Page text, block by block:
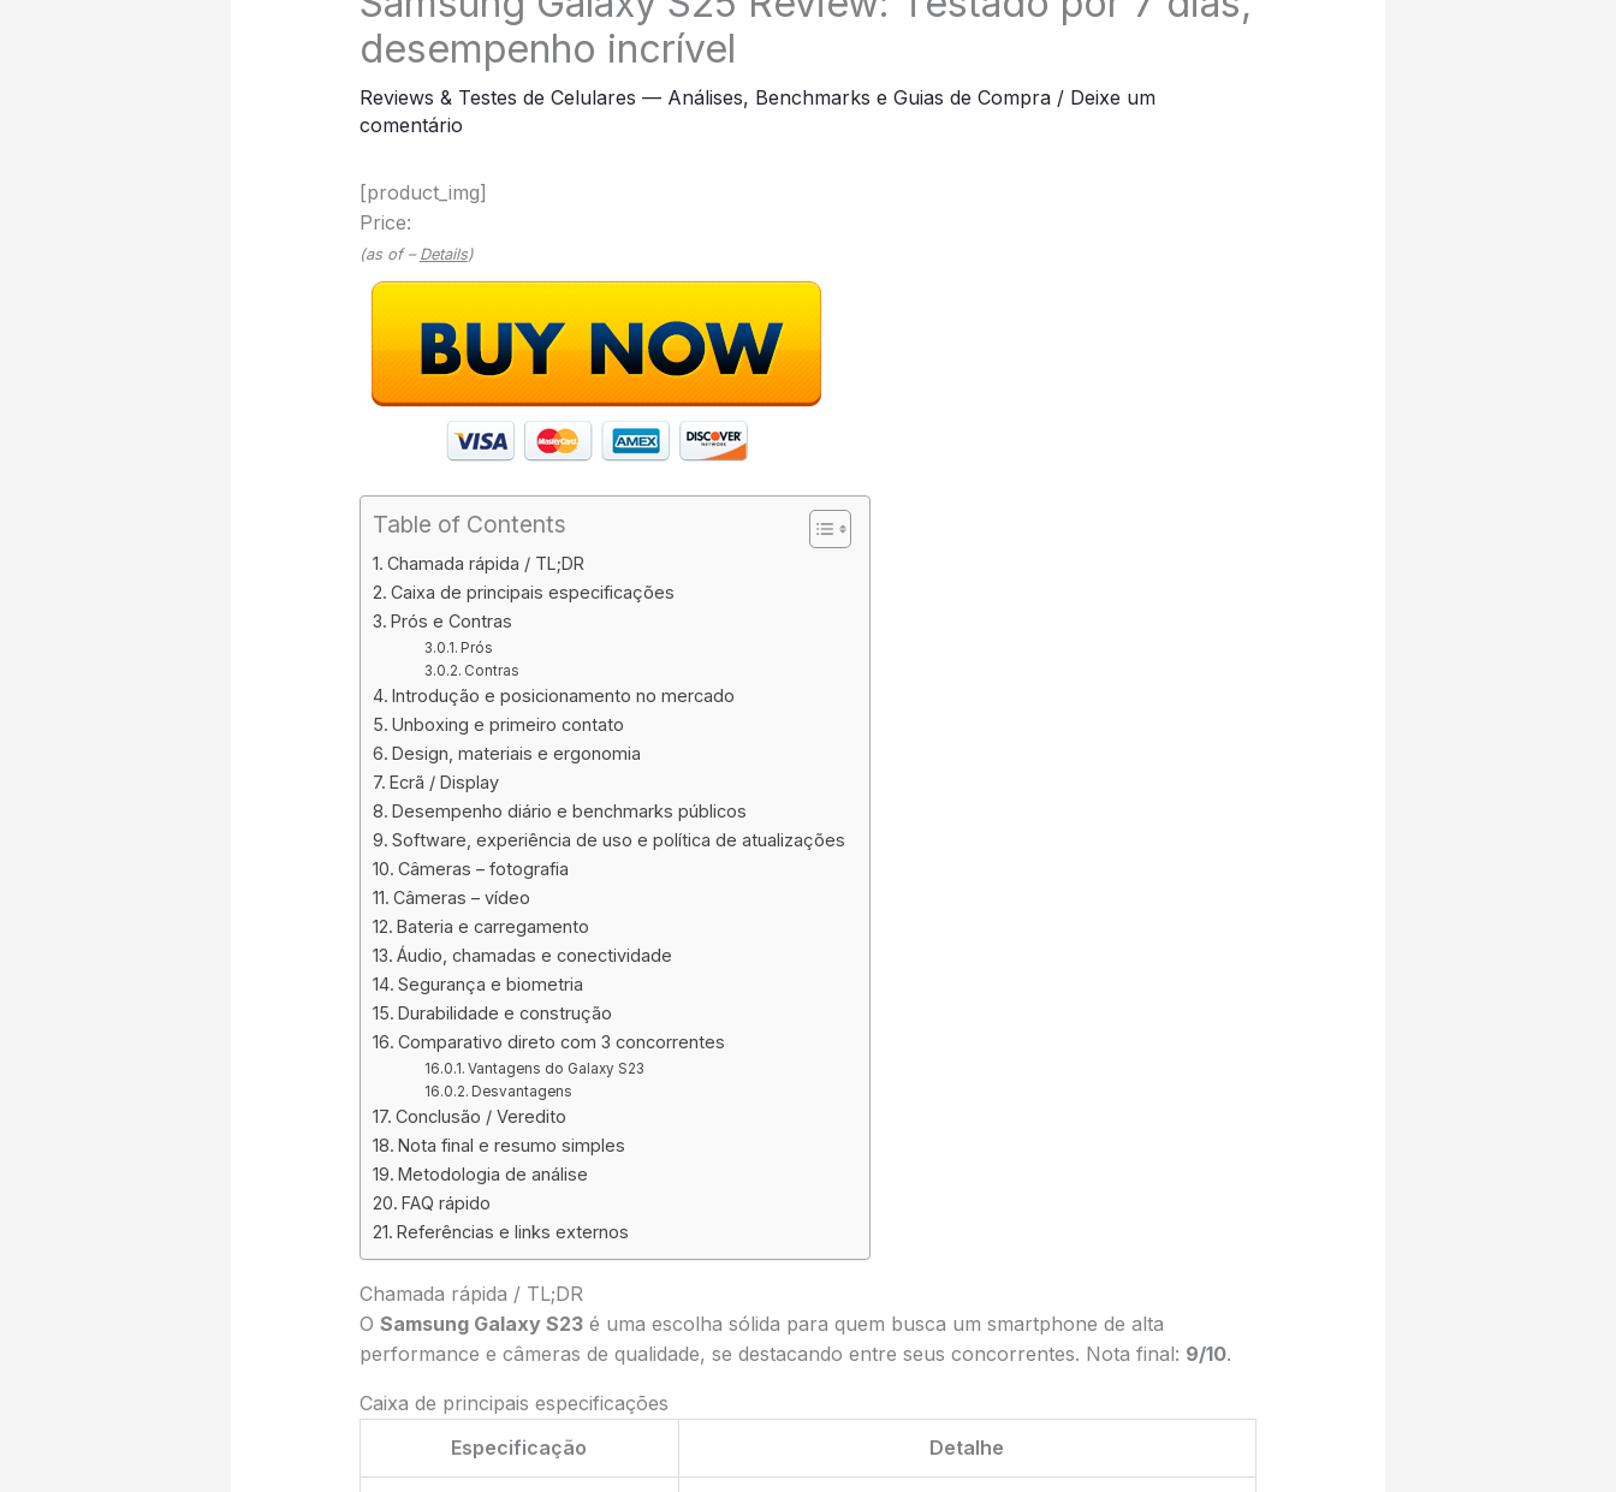
desempenho incrível
Reviews & Testes de Celulares — Análises, Benchmarks e Guias de Compra/ Deixe um
comentário
[product_img]
Price:
(as of – Details)
Table of Contents
Chamada rápida / TL;DR
Caixa de principais especificações
Prós e Contras
Prós
Contras
Introdução e posicionamento no mercado
Unboxing e primeiro contato
Design, materiais e ergonomia
Ecrã / Display
Desempenho diário e benchmarks públicos
Software, experiência de uso e política de atualizações
Câmeras – fotografia
Câmeras – vídeo
Bateria e carregamento
Áudio, chamadas e conectividade
Segurança e biometria
Durabilidade e construção
Comparativo direto com 3 concorrentes
Vantagens do Galaxy S23
Desvantagens
Conclusão / Veredito
Nota final e resumo simples
Metodologia de análise
FAQ rápido
Referências e links externos
Chamada rápida / TL;DR
O Samsung Galaxy S23é uma escolha sólida para quem busca um smartphone de alta
performance e câmeras de qualidade, se destacando entre seus concorrentes. Nota final: 9/10.
Caixa de principais especificações
Especificação
Detalhe